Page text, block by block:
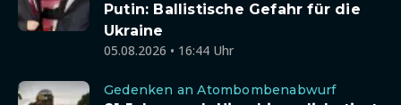
Putin: Ballistische Gefahr für die
Ukraine
05.08.2026 • 16:44 Uhr
Gedenken an Atombombenabwurf